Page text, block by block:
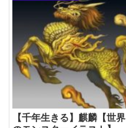
【千年生きる】麒麟【世界